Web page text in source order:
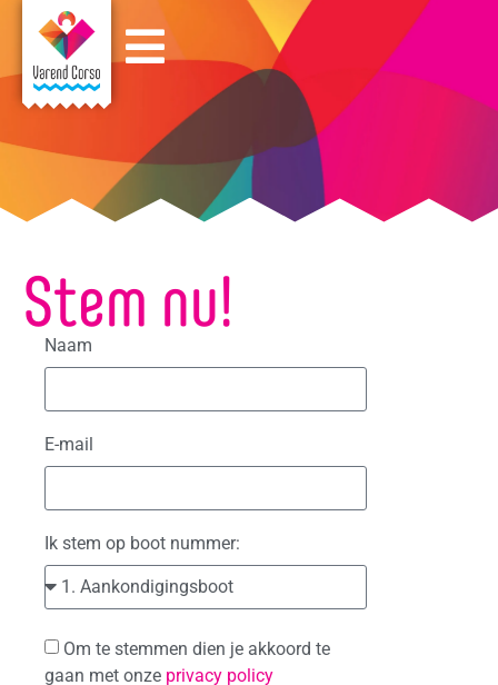
Stem nu!
Naam
E-mail
Ik stem op boot nummer:
Om te stemmen dien je akkoord te
gaan met onze privacy policy